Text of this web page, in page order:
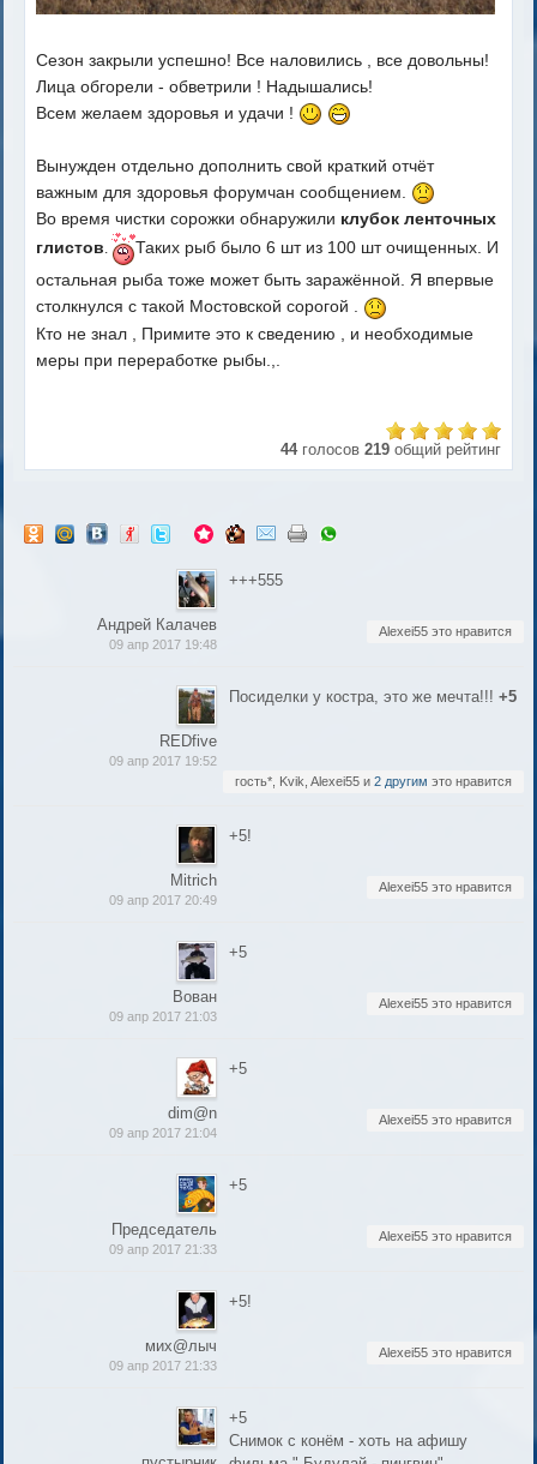
Сезон закрыли успешно! Все наловились , все довольны!
Лица обгорели - обветрили ! Надышались!
Всем желаем здоровья и удачи !
Вынужден отдельно дополнить свой краткий отчёт
важным для здоровья форумчан сообщением.
Во время чистки сорожки обнаружили клубок ленточных
глистов.
Таких рыб было 6 шт из 100 шт очищенных. И
остальная рыба тоже может быть заражённой. Я впервые
столкнулся с такой Мостовской сорогой .
Кто не знал , Примите это к сведению , и необходимые
меры при переработке рыбы.,.
44 голосов 219 общий рейтинг
Андрей Калачев
09 апр 2017 19:48
+++555
Alexei55 это нравится
REDfive
09 апр 2017 19:52
Посиделки у костра, это же мечта!!!+5
гость*, Kvik, Alexei55 и 2 другим это нравится
Mitrich
09 апр 2017 20:49
+5!
Alexei55 это нравится
Вован
09 апр 2017 21:03
+5
Alexei55 это нравится
dim@n
09 апр 2017 21:04
+5
Alexei55 это нравится
Председатель
09 апр 2017 21:33
+5
Alexei55 это нравится
мих@лыч
09 апр 2017 21:33
+5!
Alexei55 это нравится
+5
Снимок с конём - хоть на афишу